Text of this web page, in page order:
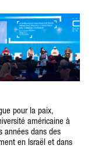
pour la paix,
américaine à
années dans des
en Israël et dans